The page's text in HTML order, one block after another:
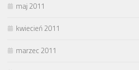
maj 2011
kwiecień 2011
marzec 2011